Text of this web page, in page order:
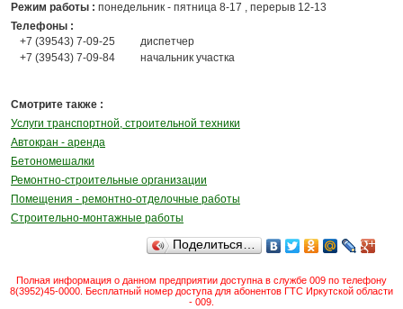
Режим работы : понедельник - пятница 8-17 , перерыв 12-13
Телефоны :
+7 (39543) 7-09-25
диспетчер
+7 (39543) 7-09-84
начальник участка
Смотрите также :
Услуги транспортной, строительной техники
Автокран - аренда
Бетономешалки
Ремонтно-строительные организации
Помещения - ремонтно-отделочные работы
Строительно-монтажные работы
Поделиться…
Полная информация о данном предприятии доступна в службе 009 по телефону
8(3952)45-0000. Бесплатный номер доступа для абонентов ГТС Иркутской области
- 009.